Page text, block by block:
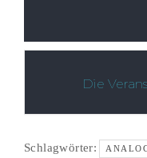
Die
Schlagwörter: